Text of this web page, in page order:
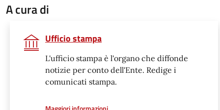
A cura di
Ufficio stampa
L'ufficio stampa è l'organo che diffonde
notizie per conto dell'Ente. Redige i
comunicati stampa.
a proposito di